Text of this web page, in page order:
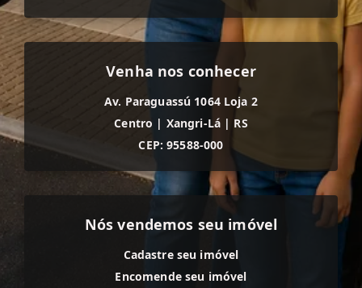
Venha nos conhecer
Av. Paraguassú 1064 Loja 2
Centro | Xangri-Lá | RS
CEP: 95588-000
Nós vendemos seu imóvel
Cadastre seu imóvel
Encomende seu imóvel